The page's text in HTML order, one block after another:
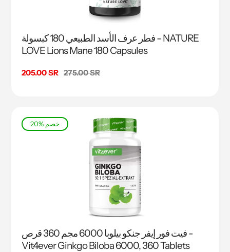
فطر عرف الأسد الطبيعي 180 كبسولة - NATURE
LOVE Lions Mane 180 Capsules
سعر
205.00 SR السعر
275.00 SR
20% خصم
فيت فور إيفر جنكو بيلوبا 6000 مجم 360 قرص -
Vit4ever Ginkgo Biloba 6000, 360 Tablets